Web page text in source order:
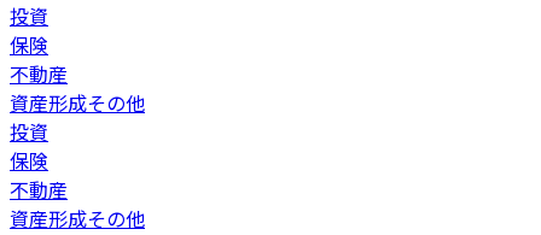
投資
保険
不動産
資産形成その他
投資
保険
不動産
資産形成その他